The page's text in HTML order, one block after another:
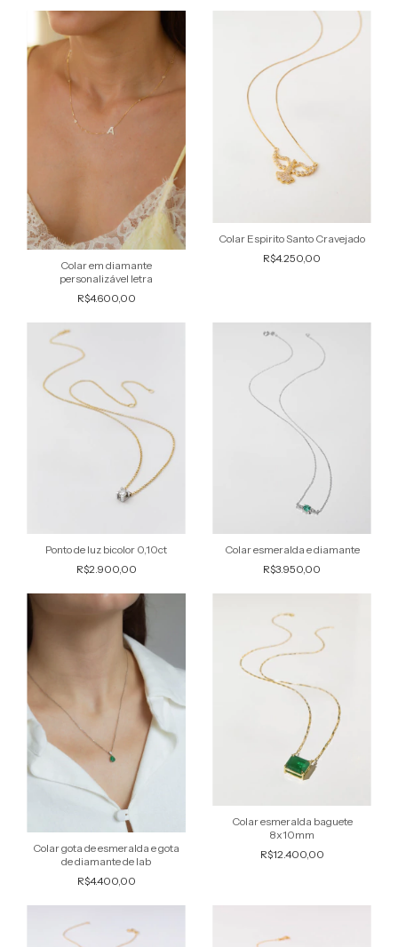
Colar em diamante
personalizável letra
R$4.600,00
Colar Espirito Santo Cravejado
R$4.250,00
Ponto de luz bicolor 0,10ct
R$2.900,00
Colar esmeralda e diamante
R$3.950,00
Colar gota de esmeralda e gota
de diamante de lab
R$4.400,00
Colar esmeralda baguete
8x10mm
R$12.400,00